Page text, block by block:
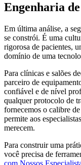
Engenharia
Em última análise, a
se constrói. É uma
rigorosa de pacientes,
domínio de uma
Para clínicas e salões
parceiro de
confiável e de nível
qualquer protocolo de
fornecemos o calibre
permite aos
merecem.
Para construir uma
você precisa de
com Nossos